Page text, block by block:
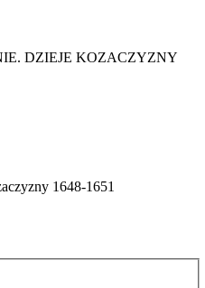
DZIEJE KOZACZYZNY
1648-1651